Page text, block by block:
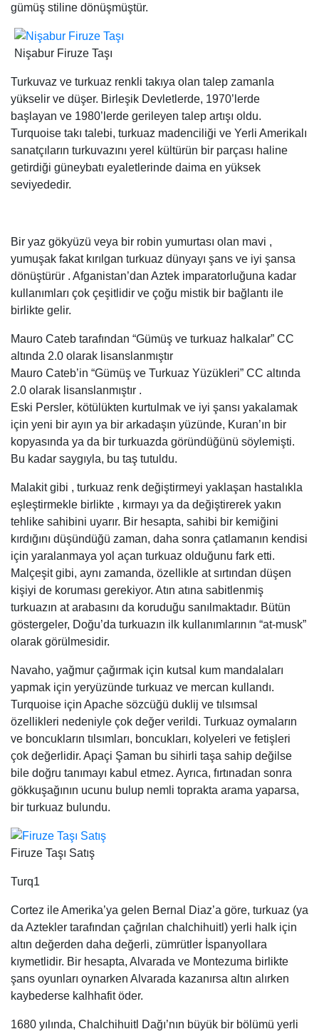
gümüş stiline dönüşmüştür.
Nişabur Firuze Taşı
Turkuvaz ve turkuaz renkli takıya olan talep zamanla
yükselir ve düşer. Birleşik Devletlerde, 1970’lerde
başlayan ve 1980’lerde gerileyen talep artışı oldu.
Turquoise takı talebi, turkuaz madenciliği ve Yerli Amerikalı
sanatçıların turkuvazını yerel kültürün bir parçası haline
getirdiği güneybatı eyaletlerinde daima en yüksek
seviyededir.
Bir yaz gökyüzü veya bir robin yumurtası olan mavi ,
yumuşak fakat kırılgan turkuaz dünyayı şans ve iyi şansa
dönüştürür . Afganistan’dan Aztek imparatorluğuna kadar
kullanımları çok çeşitlidir ve çoğu mistik bir bağlantı ile
birlikte gelir.
Mauro Cateb tarafından “Gümüş ve turkuaz halkalar” CC
altında 2.0 olarak lisanslanmıştır
Mauro Cateb’in “Gümüş ve Turkuaz Yüzükleri” CC altında
2.0 olarak lisanslanmıştır .
Eski Persler, kötülükten kurtulmak ve iyi şansı yakalamak
için yeni bir ayın ya bir arkadaşın yüzünde, Kuran’ın bir
kopyasında ya da bir turkuazda göründüğünü söylemişti.
Bu kadar saygıyla, bu taş tutuldu.
Malakit gibi , turkuaz renk değiştirmeyi yaklaşan hastalıkla
eşleştirmekle birlikte , kırmayı ya da değiştirerek yakın
tehlike sahibini uyarır. Bir hesapta, sahibi bir kemiğini
kırdığını düşündüğü zaman, daha sonra çatlamanın kendisi
için yaralanmaya yol açan turkuaz olduğunu fark etti.
Malçeşit gibi, aynı zamanda, özellikle at sırtından düşen
kişiyi de koruması gerekiyor. Atın atına sabitlenmiş
turkuazın at arabasını da koruduğu sanılmaktadır. Bütün
göstergeler, Doğu’da turkuazın ilk kullanımlarının “at-musk”
olarak görülmesidir.
Navaho, yağmur çağırmak için kutsal kum mandalaları
yapmak için yeryüzünde turkuaz ve mercan kullandı.
Turquoise için Apache sözcüğü duklij ve tılsımsal
özellikleri nedeniyle çok değer verildi. Turkuaz oymaların
ve boncukların tılsımları, boncukları, kolyeleri ve fetişleri
çok değerlidir. Apaçi Şaman bu sihirli taşa sahip değilse
bile doğru tanımayı kabul etmez. Ayrıca, fırtınadan sonra
gökkuşağının ucunu bulup nemli toprakta arama yaparsa,
bir turkuaz bulundu.
Firuze Taşı Satış
Turq1
Cortez ile Amerika’ya gelen Bernal Diaz’a göre, turkuaz (ya
da Aztekler tarafından çağrılan chalchihuitl) yerli halk için
altın değerden daha değerli, zümrütler İspanyollara
kıymetlidir. Bir hesapta, Alvarada ve Montezuma birlikte
şans oyunları oynarken Alvarada kazanırsa altın alırken
kaybederse kalhhafit öder.
1680 yılında, Chalchihuitl Dağı’nın büyük bir bölümü yerli